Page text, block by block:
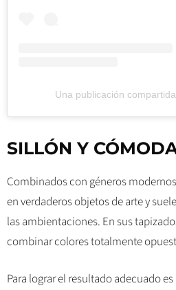
Una publicación
SILLÓN Y
Combinados con géneros
en verdaderos objetos de arte y
las ambientaciones. En sus
combinar colores totalmente
Para lograr el resultado adecuado